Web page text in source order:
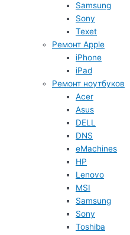
Samsung
Sony
Texet
Ремонт Apple
iPhone
iPad
Ремонт ноутбуков
Acer
Asus
DELL
DNS
eMachines
HP
Lenovo
MSI
Samsung
Sony
Toshiba